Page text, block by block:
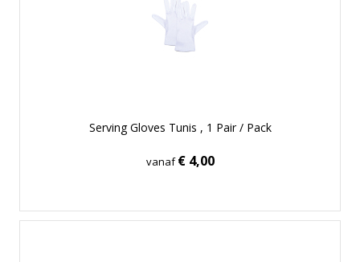
Serving Gloves Tunis , 1 Pair / Pack
vanaf€ 4,00